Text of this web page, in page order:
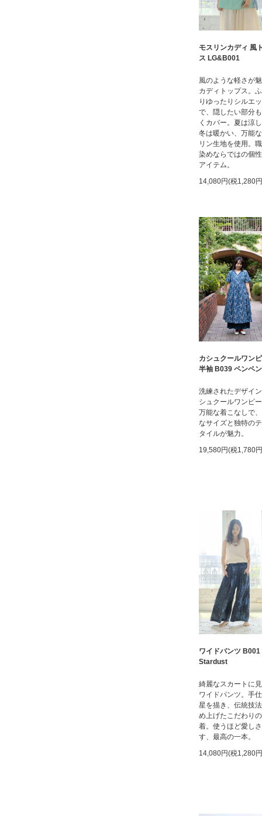
モスリンカディ 風
ス LG&B001
風のような軽さが
カディトップス。
りゆったりシルエ
で、隠したい部分
くカバー。夏は涼
冬は暖かい、万能
リン生地を使用。
染めならではの個
アイテム。
14,080円(税1,280
カシュクールワン
半袖 B039 ペンペ
洗練されたデザイ
シュクールワンピ
万能な着こなしで
なサイズと独特の
タイルが魅力。
19,580円(税1,780
ワイドパンツ B001
Stardust
綺麗なスカートに
ワイドパンツ。手
星を描き、伝統技
め上げたこだわり
着。使うほど愛し
す、最高の一本。
14,080円(税1,280